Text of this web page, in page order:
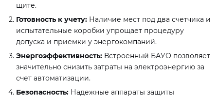
щите.
Готовность к учету: Наличие мест под два счетчика и
испытательные коробки упрощает процедуру
допуска и приемки у энергокомпаний.
Энергоэффективность: Встроенный БАУО позволяет
значительно снизить затраты на электроэнергию за
счет автоматизации.
Безопасность: Надежные аппараты защиты